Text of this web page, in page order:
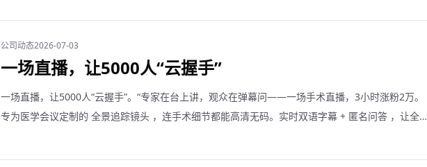
公司动态2026-07-03
一场直播，让5000人“云握手”
一场直播，让5000人“云握手”。“专家在台上讲，观众在弹幕问——一场手术直播，3小时涨粉2万。
专为医学会议定制的 全景追踪镜头 ，连手术细节都能高清无码。实时双语字幕 + 匿名问答 ，让全球